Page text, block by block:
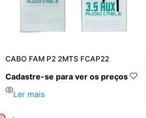
CABO FAM P2 2MTS FCAP22
Cadastre-se para ver os preços
Ler mais